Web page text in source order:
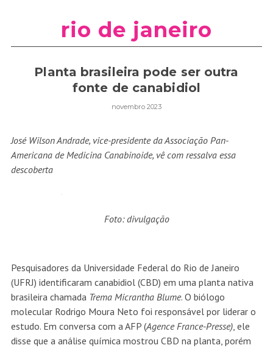
rio de janeiro
Planta brasileira pode ser outra
fonte de canabidiol
novembro 2023
José Wilson Andrade, vice-presidente da Associação Pan-
Americana de Medicina Canabinoide, vê com ressalva essa
descoberta
Foto: divulgação
Pesquisadores da Universidade Federal do Rio de Janeiro
(UFRJ) identificaram canabidiol (CBD) em uma planta nativa
brasileira chamada Trema Micrantha Blume. O biólogo
molecular Rodrigo Moura Neto foi responsável por liderar o
estudo. Em conversa com a AFP (Agence France-Presse), ele
disse que a análise química mostrou CBD na planta, porém